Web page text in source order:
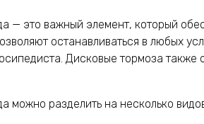
— это важный элемент, который
останавливаться в любых
Дисковые тормоза также
можно разделить на несколько